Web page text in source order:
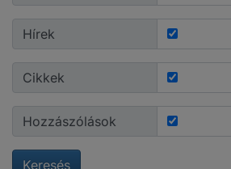
Hírek
Cikkek
Hozzászólások
Keresés